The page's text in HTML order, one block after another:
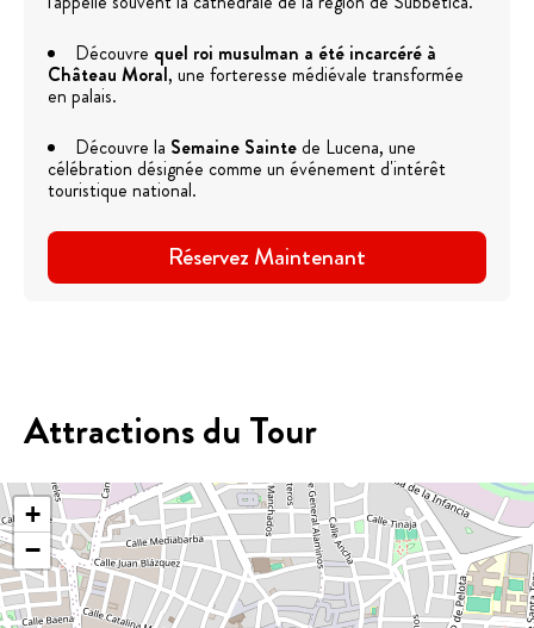
Découvre quel roi musulman a été incarcéré à
Château Moral, une forteresse médiévale transformée
en palais.
Découvre la Semaine Saintede Lucena, une
célébration désignée comme un événement d'intérêt
touristique national.
Réservez Maintenant
Attractions du Tour
+
−